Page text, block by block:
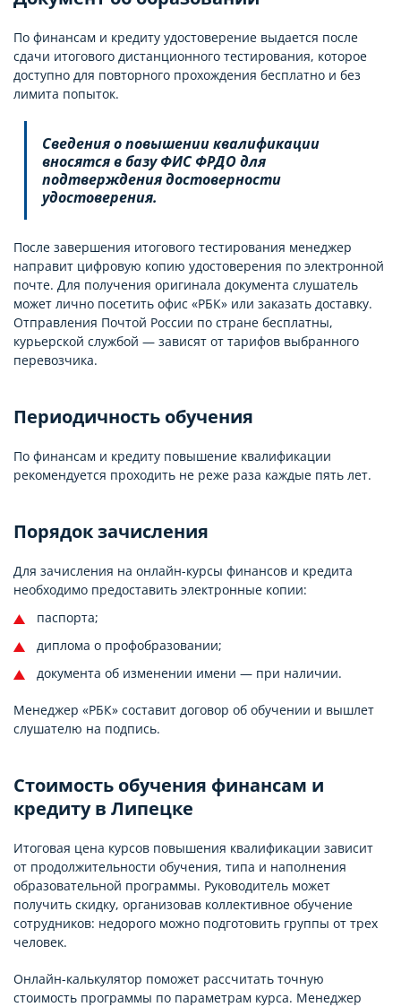
По финансам и кредиту удостоверение выдается после
сдачи итогового дистанционного тестирования, которое
доступно для повторного прохождения бесплатно и без
лимита попыток.
Сведения о повышении квалификации
вносятся в базу ФИС ФРДО для
подтверждения достоверности
удостоверения.
После завершения итогового тестирования менеджер
направит цифровую копию удостоверения по электронной
почте. Для получения оригинала документа слушатель
может лично посетить офис «РБК» или заказать доставку.
Отправления Почтой России по стране бесплатны,
курьерской службой — зависят от тарифов выбранного
перевозчика.
Периодичность обучения
По финансам и кредиту повышение квалификации
рекомендуется проходить не реже раза каждые пять лет.
Порядок зачисления
Для зачисления на онлайн-курсы финансов и кредита
необходимо предоставить электронные копии:
паспорта;
диплома о профобразовании;
документа об изменении имени — при наличии.
Менеджер «РБК» составит договор об обучении и вышлет
слушателю на подпись.
Стоимость обучения финансам и
кредиту в Липецке
Итоговая цена курсов повышения квалификации зависит
от продолжительности обучения, типа и наполнения
образовательной программы. Руководитель может
получить скидку, организовав коллективное обучение
сотрудников: недорого можно подготовить группы от трех
человек.
Онлайн-калькулятор поможет рассчитать точную
стоимость программы по параметрам курса. Менеджер